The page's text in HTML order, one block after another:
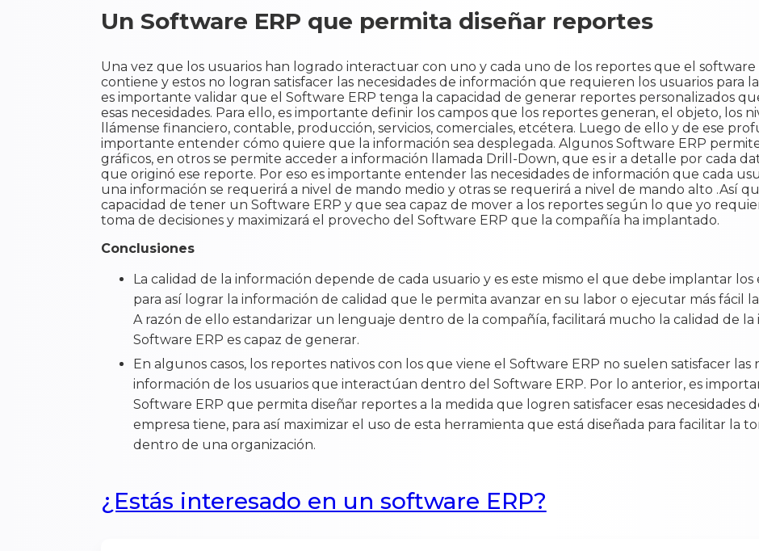
Un Software ERP que permita diseñar reportes
Una vez que los usuarios han logrado interactuar con uno y cada uno de los reportes que el
contiene y estos no logran satisfacer las necesidades de información que requieren los usuarios para
es importante validar que el Software ERP tenga la capacidad de generar reportes personalizados
esas necesidades. Para ello, es importante definir los campos que los reportes generan, el objeto, los
llámense financiero, contable, producción, servicios, comerciales, etcétera. Luego de ello y de ese
importante entender cómo quiere que la información sea desplegada. Algunos Software ERP
gráficos, en otros se permite acceder a información llamada Drill-Down, que es ir a detalle por cada
que originó ese reporte. Por eso es importante entender las necesidades de información que cada
una información se requerirá a nivel de mando medio y otras se requerirá a nivel de mando alto .Así
capacidad de tener un Software ERP y que sea capaz de mover a los reportes según lo que yo
toma de decisiones y maximizará el provecho del Software ERP que la compañía ha implantado.
Conclusiones
La calidad de la información depende de cada usuario y es este mismo el que debe implantar los
para así lograr la información de calidad que le permita avanzar en su labor o ejecutar más fácil
A razón de ello estandarizar un lenguaje dentro de la compañía, facilitará mucho la calidad de la
Software ERP es capaz de generar.
En algunos casos, los reportes nativos con los que viene el Software ERP no suelen satisfacer las
información de los usuarios que interactúan dentro del Software ERP. Por lo anterior, es
Software ERP que permita diseñar reportes a la medida que logren satisfacer esas necesidades
empresa tiene, para así maximizar el uso de esta herramienta que está diseñada para facilitar la
dentro de una organización.
¿Estás interesado en un software ERP?